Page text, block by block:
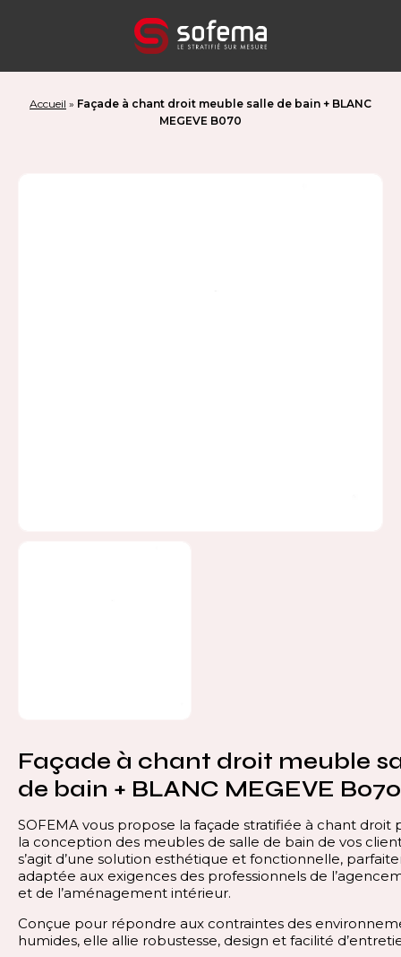
Accueil » Façade à chant droit meuble salle de bain + BLANC
MEGEVE B070
Façade à chant droit meuble
de bain + BLANC MEGEVE B070
SOFEMA vous propose la façade stratifiée à chant droit
la conception des meubles de salle de bain de vos
s’agit d’une solution esthétique et fonctionnelle,
adaptée aux exigences des professionnels de
et de l’aménagement intérieur.
Conçue pour répondre aux contraintes des
humides, elle allie robustesse, design et facilité